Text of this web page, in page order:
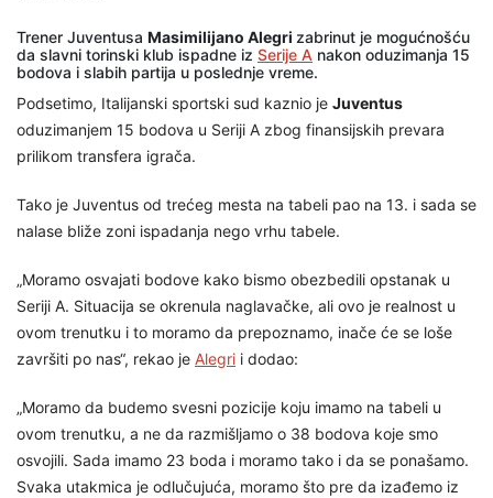
Trener Juventusa Masimilijano Alegri zabrinut je mogućnošću
da slavni torinski klub ispadne iz Serije A nakon oduzimanja 15
bodova i slabih partija u poslednje vreme.
Podsetimo, Italijanski sportski sud kaznio je Juventus
oduzimanjem 15 bodova u Seriji A zbog finansijskih prevara
prilikom transfera igrača.
Tako je Juventus od trećeg mesta na tabeli pao na 13. i sada se
nalase bliže zoni ispadanja nego vrhu tabele.
„Moramo osvajati bodove kako bismo obezbedili opstanak u
Seriji A. Situacija se okrenula naglavačke, ali ovo je realnost u
ovom trenutku i to moramo da prepoznamo, inače će se loše
završiti po nas“, rekao je Alegri i dodao:
„Moramo da budemo svesni pozicije koju imamo na tabeli u
ovom trenutku, a ne da razmišljamo o 38 bodova koje smo
osvojili. Sada imamo 23 boda i moramo tako i da se ponašamo.
Svaka utakmica je odlučujuća, moramo što pre da izađemo iz